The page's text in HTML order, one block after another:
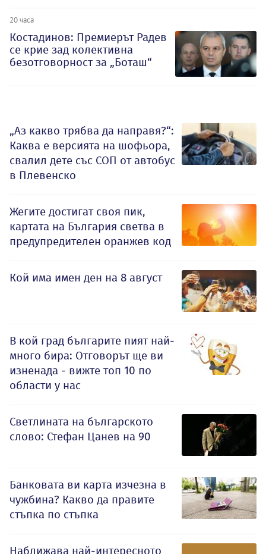
20 часа
Костадинов: Премиерът Радев
се крие зад колективна
безотговорност за „Боташ“
„Аз какво трябва да направя?“:
Каква е версията на шофьора,
свалил дете със СОП от автобус
в Плевенско
Жегите достигат своя пик,
картата на България светва в
предупредителен оранжев код
Кой има имен ден на 8 август
В кой град българите пият най-
много бира: Отговорът ще ви
изненада - вижте топ 10 по
области у нас
Светлината на българското
слово: Стефан Цанев на 90
Банковата ви карта изчезна в
чужбина? Какво да правите
стъпка по стъпка
Наближава най-интересното